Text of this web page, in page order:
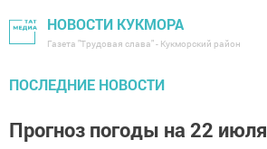
НОВОСТИ КУКМОРА
Газета "Трудовая слава" - Кукморский район
ПОСЛЕДНИЕ НОВОСТИ
Прогноз погоды на 22 июля